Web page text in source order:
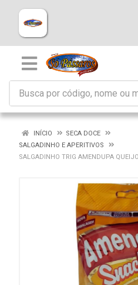
INÍCIO
SECA DOCE
SALGADINHO E APERITIVOS
SALGADINHO TRIG AMENDUPA